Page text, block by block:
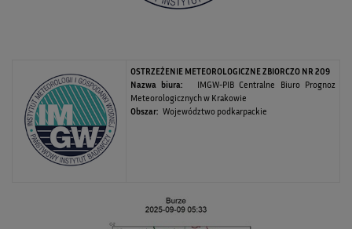
OSTRZEŻENIE METEOROLOGICZNE ZBIORCZO NR 209
Nazwa biura: IMGW-PIB Centralne Biuro Prognoz
Meteorologicznych w Krakowie
Obszar: Województwo podkarpackie